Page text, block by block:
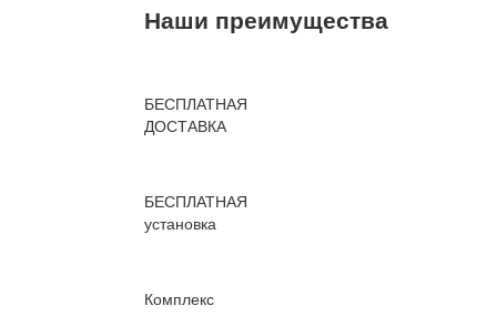
Наши преимущества
БЕСПЛАТНАЯ
ДОСТАВКА
БЕСПЛАТНАЯ
установка
Комплекс